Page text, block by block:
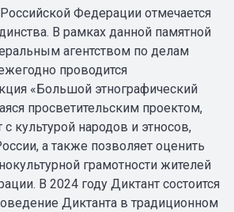
Федерации отмечается
В рамках данной памятной
агентством по делам
проводится
«Большой этнографический
просветительским проектом,
культурой народов и этносов,
а также позволяет оценить
грамотности жителей
В 2024 году Диктант состоится
Диктанта в традиционном